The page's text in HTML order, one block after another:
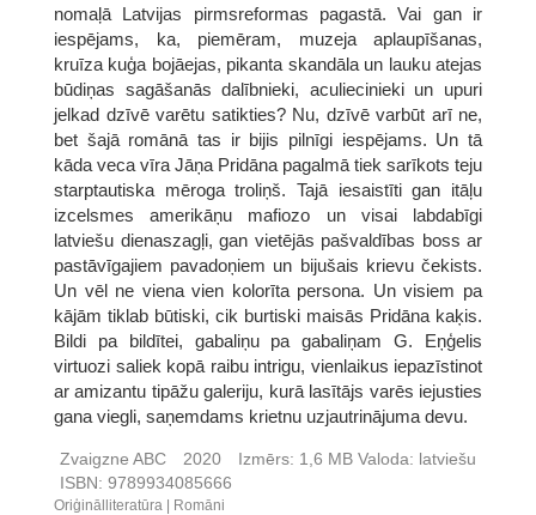
nomaļā Latvijas pirmsreformas pagastā. Vai gan ir
iespējams, ka, piemēram, muzeja aplaupīšanas,
kruīza kuģa bojāejas, pikanta skandāla un lauku atejas
būdiņas sagāšanās dalībnieki, aculiecinieki un upuri
jelkad dzīvē varētu satikties? Nu, dzīvē varbūt arī ne,
bet šajā romānā tas ir bijis pilnīgi iespējams. Un tā
kāda veca vīra Jāņa Pridāna pagalmā tiek sarīkots teju
starptautiska mēroga troliņš. Tajā iesaistīti gan itāļu
izcelsmes amerikāņu mafiozo un visai labdabīgi
latviešu dienaszagļi, gan vietējās pašvaldības boss ar
pastāvīgajiem pavadoņiem un bijušais krievu čekists.
Un vēl ne viena vien kolorīta persona. Un visiem pa
kājām tiklab būtiski, cik burtiski maisās Pridāna kaķis.
Bildi pa bildītei, gabaliņu pa gabaliņam G. Eņģelis
virtuozi saliek kopā raibu intrigu, vienlaikus iepazīstinot
ar amizantu tipāžu galeriju, kurā lasītājs varēs iejusties
gana viegli, saņemdams krietnu uzjautrinājuma devu.
Zvaigzne ABC 2020 Izmērs: 1,6 MB Valoda: latviešu
ISBN: 9789934085666
Oriģinālliteratūra Romāni